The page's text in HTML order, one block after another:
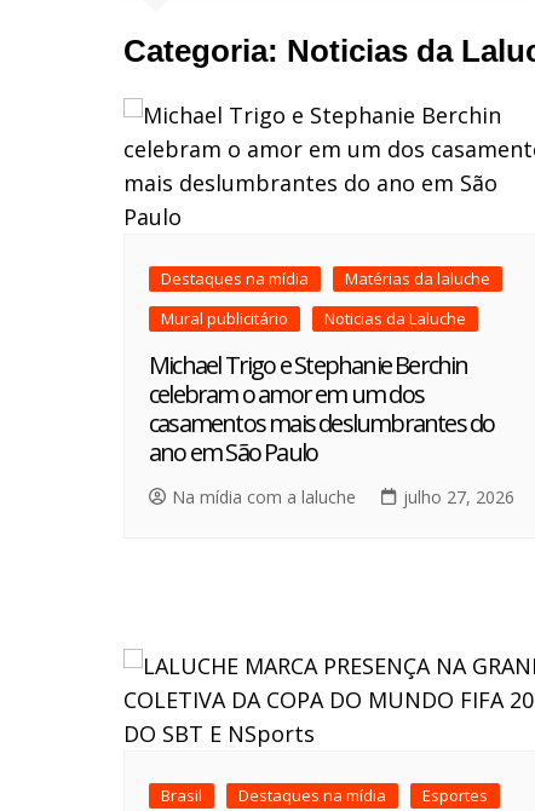
Categoria: Noticias da
Destaques na mídia
Matérias da laluche
Mural publicitário
Noticias da Laluche
Michael Trigo e Stephanie Berchin
celebram o amor em um dos
casamentos mais deslumbrantes do
ano em São Paulo
Na mídia com a laluche julho 27, 2026
Brasil Destaques na mídia
Esportes